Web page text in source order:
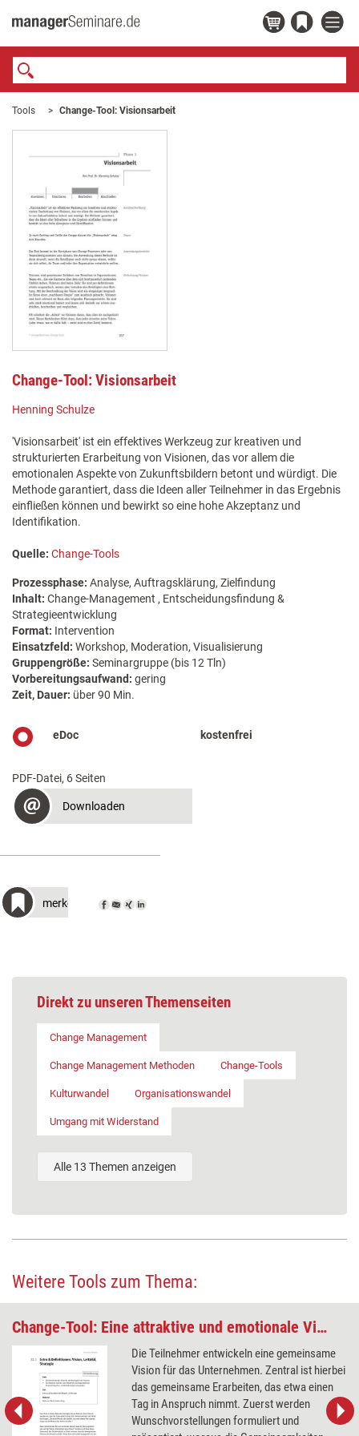
Tools Change-Tool: Visionsarbeit
Change-Tool: Visionsarbeit
Henning Schulze
'Visionsarbeit' ist ein effektives Werkzeug zur kreativen und
strukturierten Erarbeitung von Visionen, das vor allem die
emotionalen Aspekte von Zukunftsbildern betont und würdigt. Die
Methode garantiert, dass die Ideen aller Teilnehmer in das Ergebnis
einfließen können und bewirkt so eine hohe Akzeptanz und
Identifikation.
Quelle: Change-Tools
Prozessphase: Analyse, Auftragsklärung, Zielfindung
Inhalt: Change-Management , Entscheidungsfindung &
Strategieentwicklung
Format: Intervention
Einsatzfeld: Workshop, Moderation, Visualisierung
Gruppengröße: Seminargruppe (bis 12 Tln)
Vorbereitungsaufwand: gering
Zeit, Dauer: über 90 Min.
eDoc kostenfrei
PDF-Datei, 6 Seiten
Downloaden
merken
Direkt zu unseren Themenseiten
Change Management
Change Management Methoden Change-Tools
Kulturwandel Organisationswandel
Umgang mit Widerstand
Alle 13 Themen anzeigen
Weitere Tools zum Thema:
Change-Tool: Eine attraktive und emotionale Vision entwickeln
Die Teilnehmer entwickeln eine gemeinsame
Vision für das Unternehmen. Zentral ist hierbei
das gemeinsame Erarbeiten, das etwa einen
Tag in Anspruch nimmt. Zuerst werden
Wunschvorstellungen formuliert und